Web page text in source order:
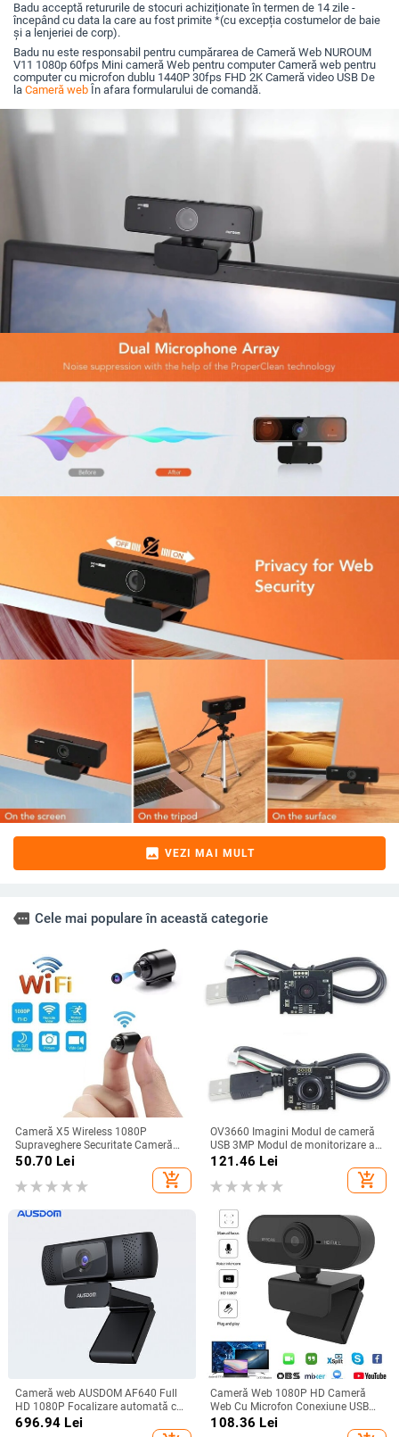
Badu acceptă retururile de stocuri achiziționate în termen de 14 zile -
începând cu data la care au fost primite *(cu excepția costumelor de baie
și a lenjeriei de corp).
Badu nu este responsabil pentru cumpărarea de Cameră Web NUROUM
V11 1080p 60fps Mini cameră Web pentru computer Cameră web pentru
computer cu microfon dublu 1440P 30fps FHD 2K Cameră video USB De
la Cameră web În afara formularului de comandă.
image VEZI MAI MULT
more Cele mai populare în această categorie
Cameră X5 Wireless 1080P
Supraveghere Securitate Cameră
video Viziune nocturnă Detectare
mișcare Camera video Mini Cam
Monitor Casa inteligentă Nou
50.70 Lei
add_shopping_cart
OV3660 Imagini Modul de cameră
USB 3MP Modul de monitorizare a
obiectivului cu focalizare manuală
1080P MJPG/YUY2 Placă pentru
cameră Web Dropship
121.46 Lei
add_shopping_cart
Cameră web AUSDOM AF640 Full
HD 1080P Focalizare automată cu
microfon cu anulare a zgomotului
Cameră web pentru Windows Mac
696.94 Lei
Cameră Web 1080P HD Cameră
Web Cu Microfon Conexiune USB
Cameră Web pentru PC Computer
Mac Laptop Desktop Apel video în
108.36 Lei